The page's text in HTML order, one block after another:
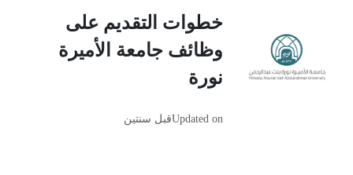
خطوات التقديم على
وظائف جامعة الأميرة
نورة
Updated onقبل سنتين